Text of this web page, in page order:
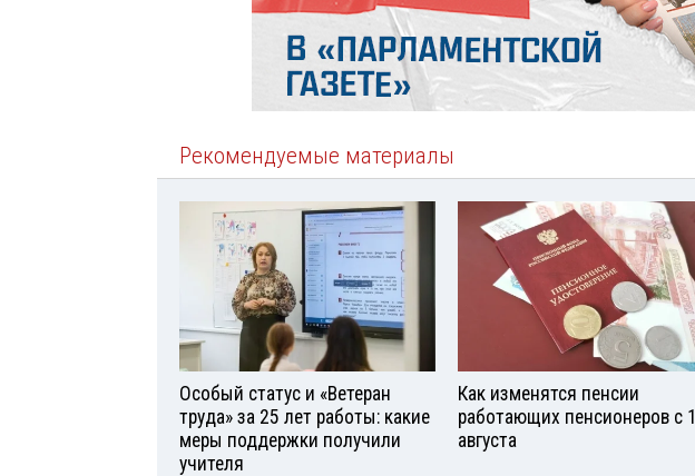
Рекомендуемые материалы
Особый статус и «Ветеран
труда» за 25 лет работы: какие
меры поддержки получили
учителя
Как изменятся пенсии
работающих пенсионеров с 1
августа